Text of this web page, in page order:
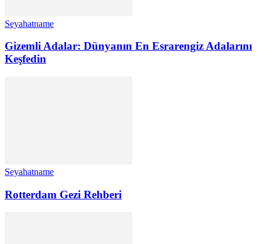
Seyahatname
Gizemli Adalar: Dünyanın En Esrarengiz Adalarını
Keşfedin
Seyahatname
Rotterdam Gezi Rehberi